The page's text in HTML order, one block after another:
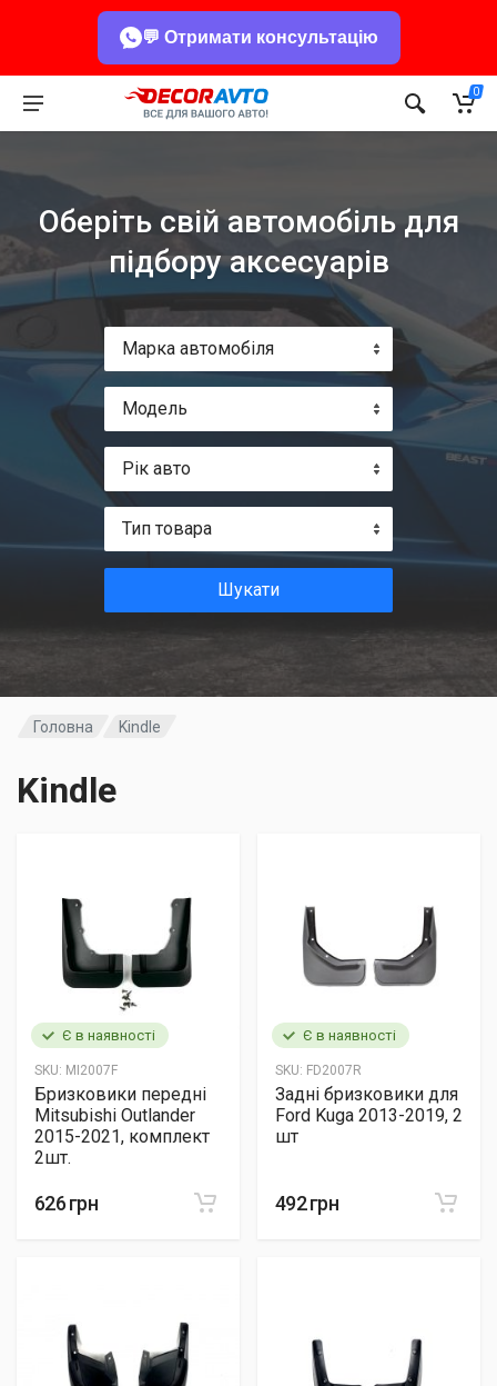
💬 Отримати консультацію
0
Оберіть свій автомобіль для
підбору аксесуарів
Марка автомобіля
Модель
Рік авто
Тип товара
Шукати
Головна Kindle
Kindle
Є в наявності
SKU: MI2007F
Бризковики передні
Mitsubishi Outlander
2015-2021, комплект
2шт.
626 грн
Є в наявності
SKU: FD2007R
Задні бризковики для
Ford Kuga 2013-2019, 2
шт
492 грн